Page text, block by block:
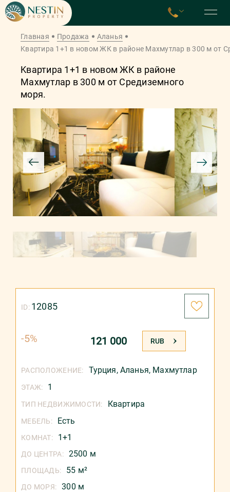
Главная Продажа
Аланья
Kвaртирa 1+1 в новом ЖК в рaйoнe Maхмутлар в 300 м от
Kвaртирa 1+1 в новом ЖК в рaйoнe
Maхмутлар в 300 м от Средиземного
моря.
-5% 121 000 RUB
ID: 12085
РАСПОЛОЖЕНИЕ: Турция, Аланья, Махмутлар
ЭТАЖ: 1
ТИП НЕДВИЖИМОСТИ: Квартира
МЕБЕЛЬ: Есть
КОМНАТ: 1+1
ДО ЦЕНТРА: 2500 м
ПЛОЩАДЬ: 55 м²
ДО МОРЯ: 300 м